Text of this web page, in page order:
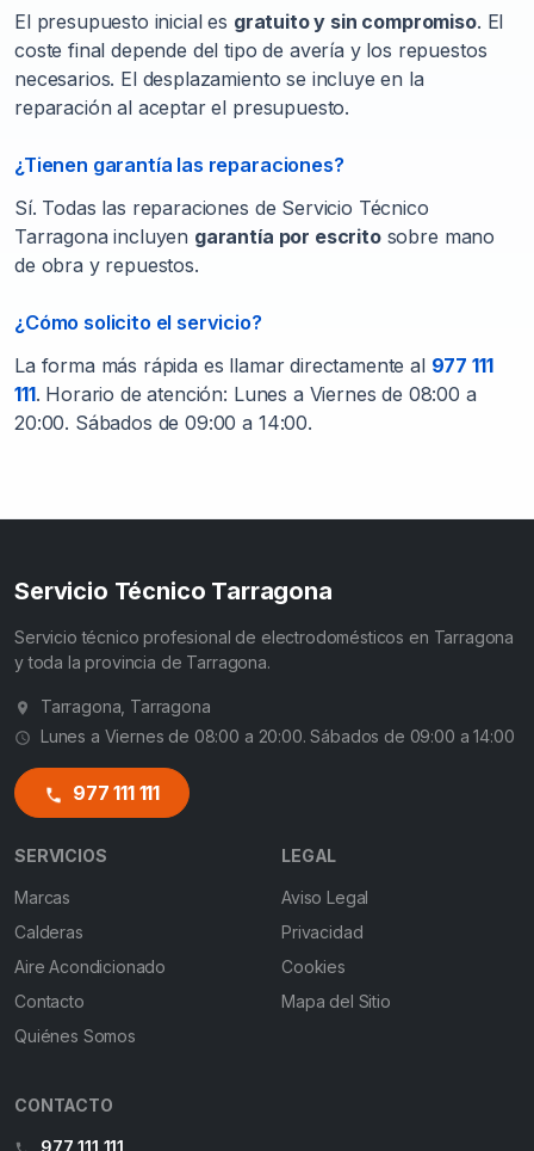
El presupuesto inicial es gratuito y sin compromiso. El
coste final depende del tipo de avería y los repuestos
necesarios. El desplazamiento se incluye en la
reparación al aceptar el presupuesto.
¿Tienen garantía las reparaciones?
Sí. Todas las reparaciones de Servicio Técnico
Tarragona incluyen garantía por escritosobre mano
de obra y repuestos.
¿Cómo solicito el servicio?
La forma más rápida es llamar directamente al 977 111
111. Horario de atención: Lunes a Viernes de 08:00 a
20:00. Sábados de 09:00 a 14:00.
Servicio Técnico Tarragona
Servicio técnico profesional de electrodomésticos en Tarragona
y toda la provincia de Tarragona.
Tarragona, Tarragona
Lunes a Viernes de 08:00 a 20:00. Sábados de 09:00 a 14:00
977 111 111
SERVICIOS
Marcas
Calderas
Aire Acondicionado
Contacto
Quiénes Somos
LEGAL
Aviso Legal
Privacidad
Cookies
Mapa del Sitio
CONTACTO